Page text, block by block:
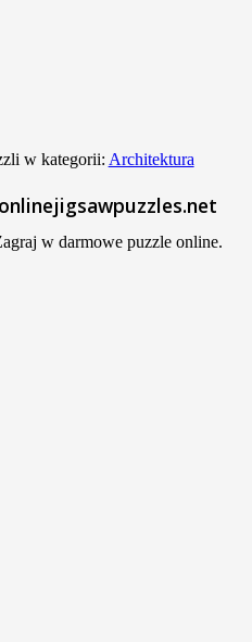
w kategorii: Architektura
onlinejigsawpuzzles.net
w darmowe puzzle online.